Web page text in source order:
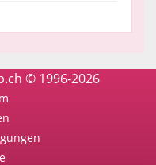
© 1996-2026